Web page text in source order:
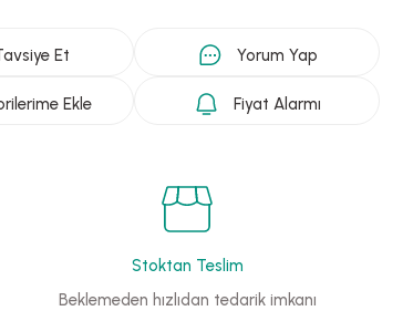
Et Yorum Yap
Fiyat Alarmı
Stoktan Teslim
Beklemeden hızlıdan tedarik imkanı